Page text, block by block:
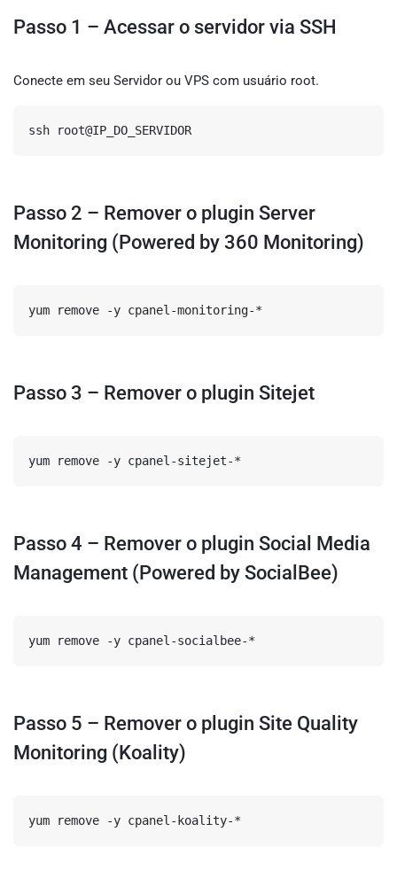
Passo 1 – Acessar o servidor via SSH
Conecte em seu Servidor ou VPS com usuário root.
ssh root@IP_DO_SERVIDOR
Passo 2 – Remover o plugin Server
Monitoring (Powered by 360 Monitoring)
yum remove -y cpanel-monitoring-*
Passo 3 – Remover o plugin Sitejet
yum remove -y cpanel-sitejet-*
Passo 4 – Remover o plugin Social Media
Management (Powered by SocialBee)
yum remove -y cpanel-socialbee-*
Passo 5 – Remover o plugin Site Quality
Monitoring (Koality)
yum remove -y cpanel-koality-*